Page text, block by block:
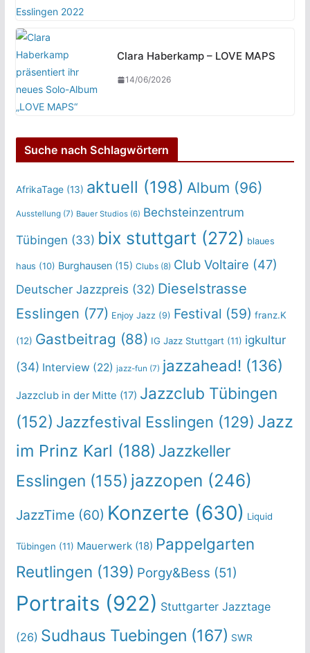
Clara Haberkamp – LOVE MAPS
14/06/2026
Suche nach Schlagwörtern
AfrikaTage(13) aktuell (198) Album (96)
Ausstellung(7) Bauer Studios(6) Bechsteinzentrum
Tübingen (33) bix stuttgart (272) blaues
haus (10) Burghausen(15) Clubs(8) Club Voltaire (47)
Deutscher Jazzpreis (32) Dieselstrasse
Esslingen (77) Enjoy Jazz(9) Festival (59) franz.K
(12) Gastbeitrag (88) IG Jazz Stuttgart (11) igkultur
(34) Interview (22) jazz-fun (7) jazzahead! (136)
Jazzclub in der Mitte (17) Jazzclub Tübingen
(152) Jazzfestival Esslingen (129) Jazz
im Prinz Karl (188) Jazzkeller
Esslingen (155) jazzopen (246)
JazzTime(60) Konzerte (630) Liquid
Tübingen (11) Mauerwerk(18) Pappelgarten
Reutlingen (139) Porgy&Bess (51)
Portraits (922) Stuttgarter Jazztage
(26) Sudhaus Tuebingen (167) SWR